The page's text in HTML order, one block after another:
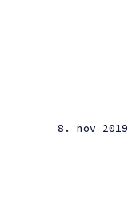
8. nov 2019